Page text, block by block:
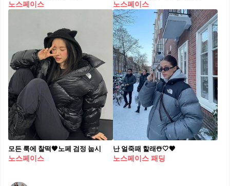
노스페이스
노스페이스
모든 룩에 찰떡🖤노페 검정 눕시
노스페이스
난 얼죽패 할래☃️🤍🖤
노스페이스 패딩